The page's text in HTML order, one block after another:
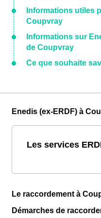
Informations utiles
Coupvray
Informations sur
de Coupvray
Ce que souhaite
Enedis (ex-ERDF) à
Les services
Le raccordement à
Démarches de